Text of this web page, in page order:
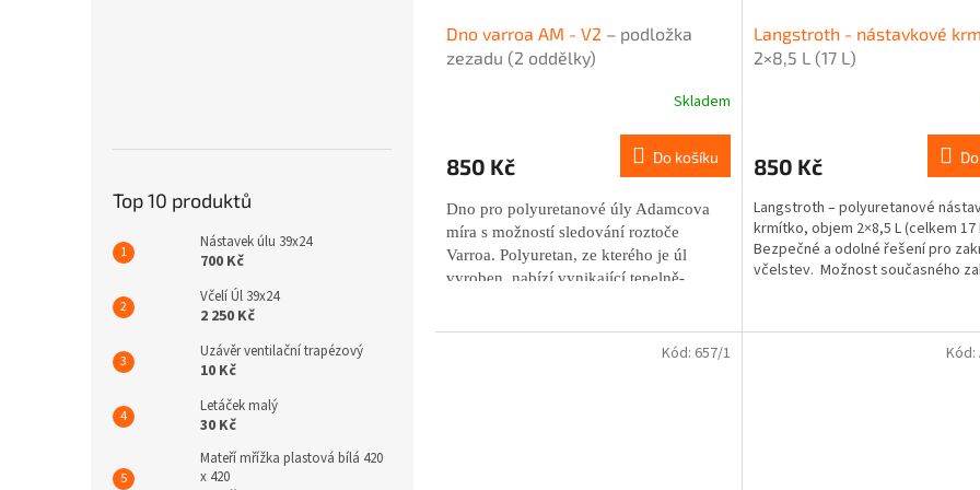
Top 10 produktů
Nástavek úlu 39x24
700 Kč
Včelí Úl 39x24
2 250 Kč
Uzávěr ventilační trapézový
10 Kč
Letáček malý
30 Kč
Mateří mřížka plastová bílá 420
x 420
Dno varroa AM - V2 – podložka
zezadu (2 oddělky)
Skladem
850 Kč Do košíku
Dno pro polyuretanové úly Adamcova
míra s možností sledování roztoče
Varroa. Polyuretan, ze kterého je úl
vyroben, nabízí vynikající tepelně-
udržení optimálního klimatu uvnitř
Langstroth - nástavkové
2×8,5 L (17 L)
850 Kč
Langstroth – polyuretanové
krmítko, objem 2×8,5 L (celkem 17
Bezpečné a odolné řešení pro
včelstev. Možnost současného
Kód: 657/1 Kód: